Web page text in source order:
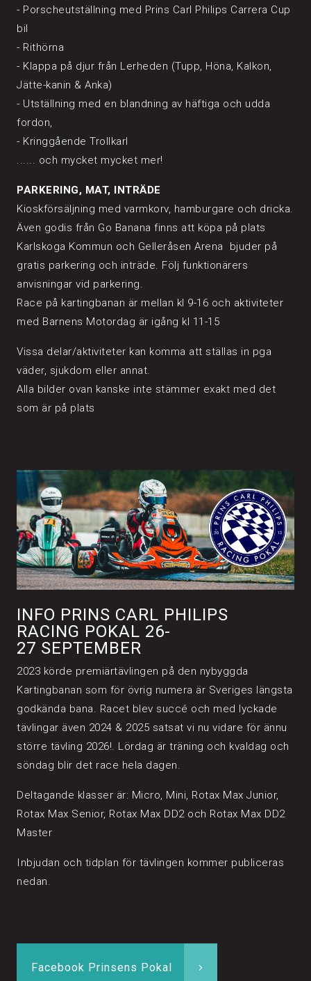
- Porscheutställning med Prins Carl Philips Carrera Cup
bil
- Rithörna
- Klappa på djur från Lerheden (Tupp, Höna, Kalkon,
Jätte-kanin & Anka)
- Utställning med en blandning av häftiga och udda
fordon,
- Kringgående Trollkarl
...... och mycket mycket mer!
PARKERING, MAT, INTRÄDE
Kioskförsäljning med varmkorv, hamburgare och dricka.
Även godis från Go Banana finns att köpa på plats
Karlskoga Kommun och Gelleråsen Arena bjuder på
gratis parkering och inträde. Följ funktionärers
anvisningar vid parkering.
Race på kartingbanan är mellan kl 9-16 och aktiviteter
med Barnens Motordag är igång kl 11-15
Vissa delar/aktiviteter kan komma att ställas in pga
väder, sjukdom eller annat.
Alla bilder ovan kanske inte stämmer exakt med det
som är på plats
INFO PRINS CARL PHILIPS
RACING POKAL 26-
27 SEPTEMBER
2023 körde premiärtävlingen på den nybyggda
Kartingbanan som för övrig numera är Sveriges längsta
godkända bana. Racet blev succé och med lyckade
tävlingar även 2024 & 2025 satsat vi nu vidare för ännu
större tävling 2026!. Lördag är träning och kvaldag och
söndag blir det race hela dagen.
Deltagande klasser är: Micro, Mini, Rotax Max Junior,
Rotax Max Senior, Rotax Max DD2 och Rotax Max DD2
Master
Inbjudan och tidplan för tävlingen kommer publiceras
nedan.
Facebook Prinsens Pokal